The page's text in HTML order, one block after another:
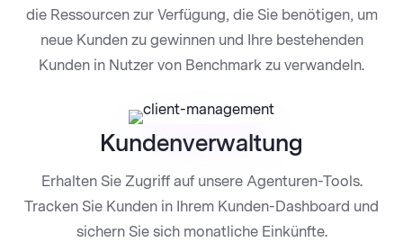
die Ressourcen zur Verfügung, die Sie benötigen, um
neue Kunden zu gewinnen und Ihre bestehenden
Kunden in Nutzer von Benchmark zu verwandeln.
Kundenverwaltung
Erhalten Sie Zugriff auf unsere Agenturen-Tools.
Tracken Sie Kunden in Ihrem Kunden-Dashboard und
sichern Sie sich monatliche Einkünfte.